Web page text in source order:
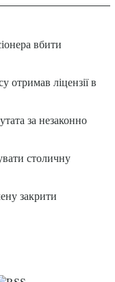
вбити
отримав ліцензії в
за незаконно
столичну
закрити